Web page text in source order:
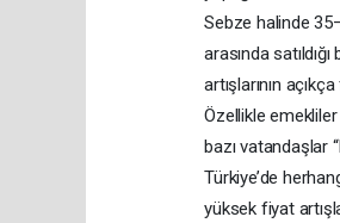
Sebze halinde
arasında
artışlarının
Özellikle
bazı vatandaşlar
Türkiye’de
yüksek fiyat